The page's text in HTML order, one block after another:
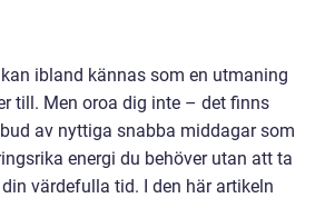
ibland kännas som en utmaning
till. Men oroa dig inte – det finns
av nyttiga snabba middagar som
energi du behöver utan att ta
värdefulla tid. I den här artikeln